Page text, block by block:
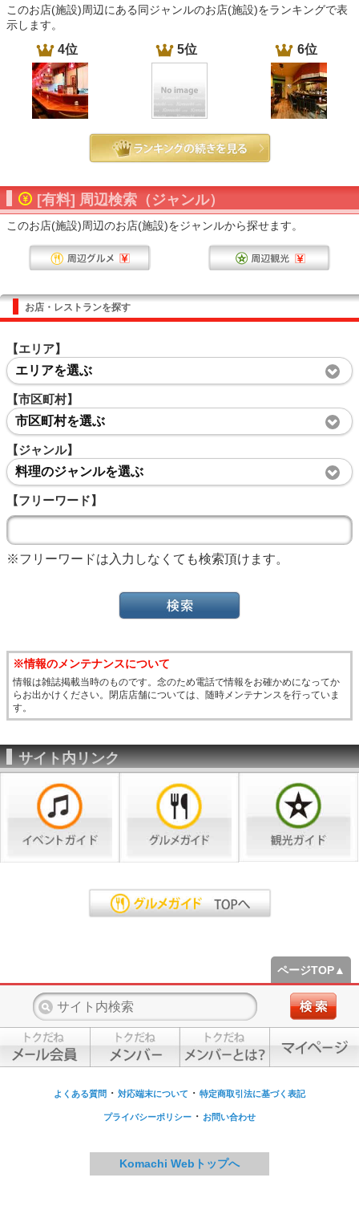
このお店(施設)周辺にある同ジャンルのお店(施設)をランキングで表
示します。
4位 5位 6位
[有料] 周辺検索（ジャンル）
このお店(施設)周辺のお店(施設)をジャンルから探せます。
お店・レストランを探す
【エリア】
エリアを選ぶ
【市区町村】
市区町村を選ぶ
【ジャンル】
料理のジャンルを選ぶ
【フリーワード】
※フリーワードは入力しなくても検索頂けます。
※情報のメンテナンスについて
情報は雑誌掲載当時のものです。念のため電話で情報をお確かめになってか
らお出かけください。閉店店舗については、随時メンテナンスを行っていま
す。
サイト内リンク
ページTOP▲
よくある質問 ・ 対応端末について ・ 特定商取引法に基づく表記
プライバシーポリシー ・ お問い合わせ
Komachi Webトップへ